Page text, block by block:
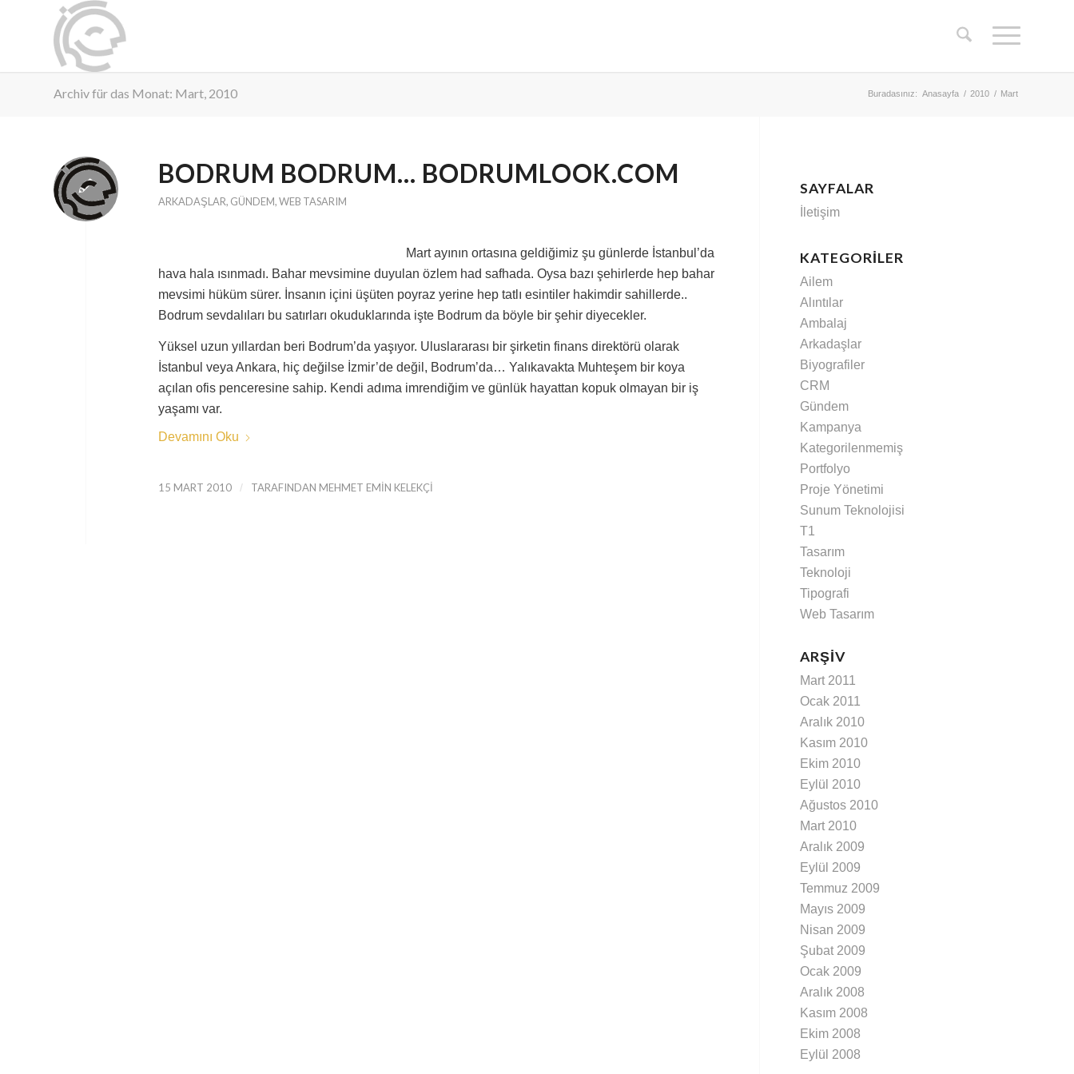
Archiv für das Monat: Mart, 2010 Buradasınız: Anasayfa / 2010 / Mart
BODRUM BODRUM… BODRUMLOOK.COM
ARKADAŞLAR, GÜNDEM,WEB TASARIM
Mart ayının ortasına geldiğimiz şu günlerde İstanbul’da
hava hala ısınmadı. Bahar mevsimine duyulan özlem had safhada. Oysa bazı şehirlerde hep bahar
mevsimi hüküm sürer. İnsanın içini üşüten poyraz yerine hep tatlı esintiler hakimdir sahillerde..
Bodrum sevdalıları bu satırları okuduklarında işte Bodrum da böyle bir şehir diyecekler.
Yüksel uzun yıllardan beri Bodrum’da yaşıyor. Uluslararası bir şirketin finans direktörü olarak
İstanbul veya Ankara, hiç değilse İzmir’de değil, Bodrum’da… Yalıkavakta Muhteşem bir koya
açılan ofis penceresine sahip. Kendi adıma imrendiğim ve günlük hayattan kopuk olmayan bir iş
yaşamı var.
Devamını Oku
15 MART 2010 / TARAFINDAN MEHMET EMIN KELEKÇI
SAYFALAR
İletişim
KATEGORILER
Ailem
Alıntılar
Ambalaj
Arkadaşlar
Biyografiler
CRM
Gündem
Kampanya
Kategorilenmemiş
Portfolyo
Proje Yönetimi
Sunum Teknolojisi
T1
Tasarım
Teknoloji
Tipografi
Web Tasarım
ARŞIV
Mart 2011
Ocak 2011
Aralık 2010
Kasım 2010
Ekim 2010
Eylül 2010
Ağustos 2010
Mart 2010
Aralık 2009
Eylül 2009
Temmuz 2009
Mayıs 2009
Nisan 2009
Şubat 2009
Ocak 2009
Aralık 2008
Kasım 2008
Ekim 2008
Eylül 2008